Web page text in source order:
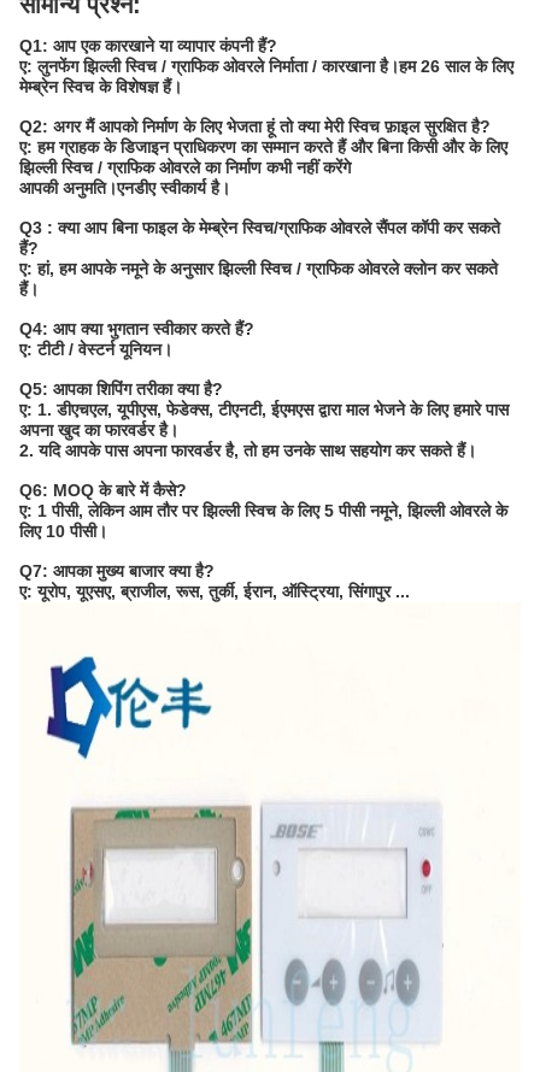
Q1: आप एक कारखाने या व्यापार कंपनी हैं?
ए: लुनफेंग झिल्ली स्विच / ग्राफिक ओवरले निर्माता / कारखाना है।हम 26 साल के लिए
मेम्ब्रेन स्विच के विशेषज्ञ हैं।
Q2: अगर मैं आपको निर्माण के लिए भेजता हूं तो क्या मेरी स्विच फ़ाइल सुरक्षित है?
ए: हम ग्राहक के डिजाइन प्राधिकरण का सम्मान करते हैं और बिना किसी और के लिए
झिल्ली स्विच / ग्राफिक ओवरले का निर्माण कभी नहीं करेंगे
आपकी अनुमति।एनडीए स्वीकार्य है।
Q3 : क्या आप बिना फाइल के मेम्ब्रेन स्विच/ग्राफिक ओवरले सैंपल कॉपी कर सकते
हैं?
ए: हां, हम आपके नमूने के अनुसार झिल्ली स्विच / ग्राफिक ओवरले क्लोन कर सकते
हैं।
Q4: आप क्या भुगतान स्वीकार करते हैं?
ए: टीटी / वेस्टर्न यूनियन।
Q5: आपका शिपिंग तरीका क्या है?
ए: 1. डीएचएल, यूपीएस, फेडेक्स, टीएनटी, ईएमएस द्वारा माल भेजने के लिए हमारे पास
अपना खुद का फारवर्डर है।
2. यदि आपके पास अपना फारवर्डर है, तो हम उनके साथ सहयोग कर सकते हैं।
Q6: MOQ के बारे में कैसे?
ए: 1 पीसी, लेकिन आम तौर पर झिल्ली स्विच के लिए 5 पीसी नमूने, झिल्ली ओवरले के
लिए 10 पीसी।
Q7: आपका मुख्य बाजार क्या है?
ए: यूरोप, यूएसए, ब्राजील, रूस, तुर्की, ईरान, ऑस्ट्रिया, सिंगापुर ...